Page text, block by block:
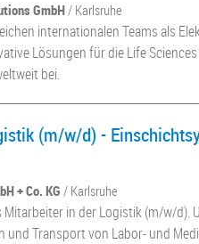
GmbH/ Karlsruhe
internationalen Teams als
Lösungen für die Life
bei.
(m/w/d) -
+ Co. KG / Karlsruhe
Mitarbeiter in der Logistik (m/w/d).
und Transport von Labor- und